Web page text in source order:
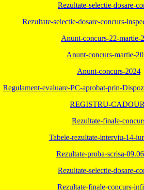
Rezultate-selectie-dosare-
Rezultate-selectie-dosare-concurs-
Anunt-concurs-22-martie-
Anunt-concurs-martie-
Anunt-concurs-2024
Regulament-evaluare-PC-aprobat-prin-
REGISTRU-
Rezultate-finale-
Tabele-rezultate-interviu-14-
Rezultate-proba-scrisa-
Rezultate-selectie-dosare-
Rezultate-finale-concurs-